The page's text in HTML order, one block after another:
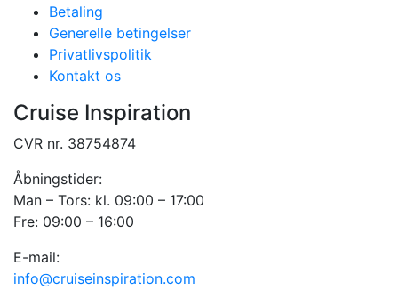
Betaling
Generelle betingelser
Privatlivspolitik
Kontakt os
Cruise Inspiration
CVR nr. 38754874
Åbningstider:
Man – Tors: kl. 09:00 – 17:00
Fre: 09:00 – 16:00
E-mail:
info@cruiseinspiration.com